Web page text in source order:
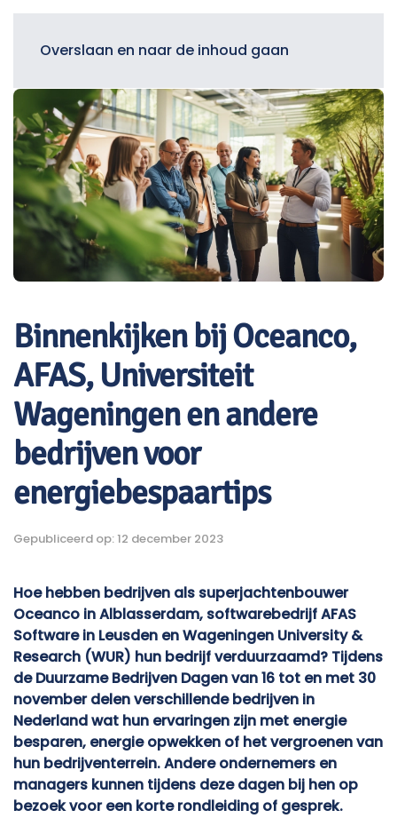
Overslaan en naar de inhoud gaan
Binnenkijken bij Oceanco,
AFAS, Universiteit
Wageningen en andere
bedrijven voor
energiebespaartips
Gepubliceerd op: 12 december 2023
Hoe hebben bedrijven als superjachtenbouwer
Oceanco in Alblasserdam, softwarebedrijf AFAS
Software in Leusden en Wageningen University &
Research (WUR) hun bedrijf verduurzaamd? Tijdens
de Duurzame Bedrijven Dagen van 16 tot en met 30
november delen verschillende bedrijven in
Nederland wat hun ervaringen zijn met energie
besparen, energie opwekken of het vergroenen van
hun bedrijventerrein. Andere ondernemers en
managers kunnen tijdens deze dagen bij hen op
bezoek voor een korte rondleiding of gesprek.